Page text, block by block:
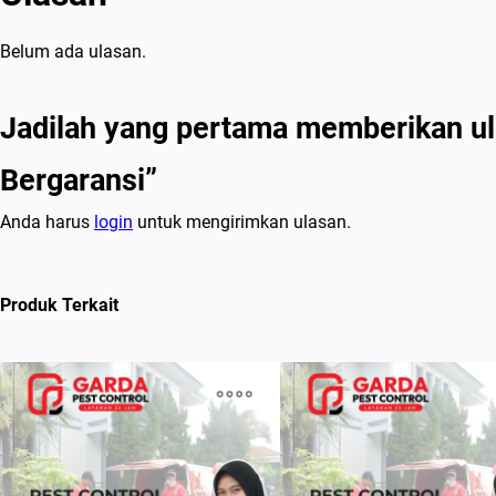
Belum ada ulasan.
Jadilah yang pertama memberikan
Bergaransi”
Anda harus login untuk mengirimkan ulasan.
Produk Terkait